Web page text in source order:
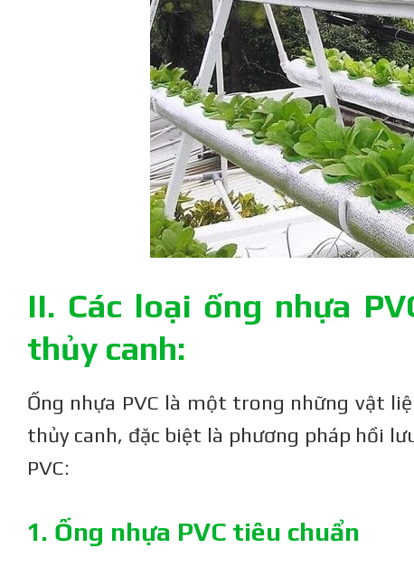
II. Các loại ống nhựa
thủy canh:
Ống nhựa PVC là một trong những vật
thủy canh, đặc biệt là phương pháp hồi
PVC:
1. Ống nhựa PVC tiêu chuẩn